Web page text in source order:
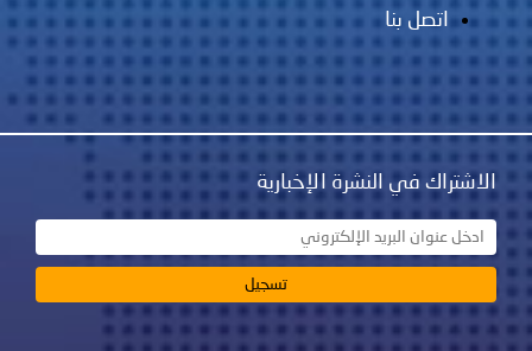
اتصل بنا
الاشتراك في النشرة الإخبارية